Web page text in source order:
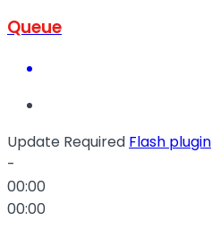
Queue
Update Required Flash plugin
-
00:00
00:00